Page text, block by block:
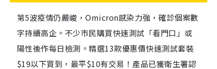
第5波疫情仍嚴峻，Omicron感染力強，確診個案數
字持續高企。不少市民購買快速測試「看門口」或
陽性後作每日檢測。精選13款優惠價快速測試套裝
$19以下買到，最平$10有交易！產品已獲衛生署認